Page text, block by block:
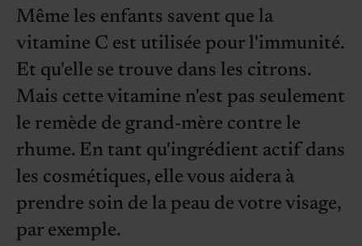
Même les enfants savent que la
vitamine C est utilisée pour l'immunité.
Et qu'elle se trouve dans les citrons.
Mais cette vitamine n'est pas seulement
le remède de grand-mère contre le
rhume. En tant qu'ingrédient actif dans
les cosmétiques, elle vous aidera à
prendre soin de la peau de votre visage,
par exemple.